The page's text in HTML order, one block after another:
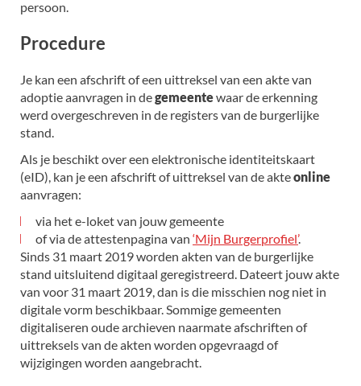
persoon.
Procedure
Je kan een afschrift of een uittreksel van een akte van
adoptie aanvragen in degemeentewaar de erkenning
werd overgeschreven in de registers van de burgerlijke
stand.
Als je beschikt over een elektronische identiteitskaart
(eID), kan je een afschrift of uittreksel van de akteonline
aanvragen:
via het e-loket van jouw gemeente
of via de attestenpagina van ‘Mijn Burgerprofiel’.
Sinds 31 maart 2019 worden akten van de burgerlijke
stand uitsluitend digitaal geregistreerd. Dateert jouw akte
van voor 31 maart 2019, dan is die misschien nog niet in
digitale vorm beschikbaar. Sommige gemeenten
digitaliseren oude archieven naarmate afschriften of
uittreksels van de akten worden opgevraagd of
wijzigingen worden aangebracht.